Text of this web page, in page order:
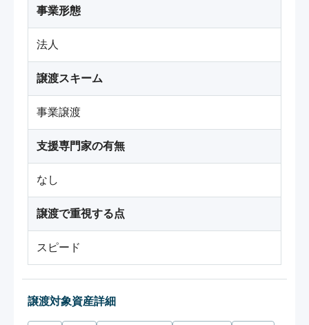
事業形態
法人
譲渡スキーム
事業譲渡
支援専門家の有無
なし
譲渡で重視する点
スピード
譲渡対象資産詳細